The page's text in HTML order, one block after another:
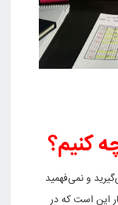
کنیم؟
و نمی‌فهمید
این است که در